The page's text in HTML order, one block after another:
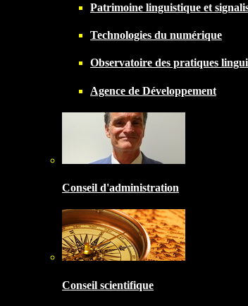
Patrimoine linguistique et
Technologies du numérique
Observatoire des pratiques
Agence de Développement
Conseil d'administration
Conseil scientifique